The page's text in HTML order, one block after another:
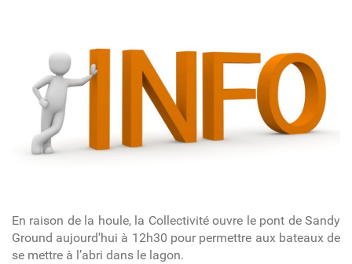
En raison de la houle, la Collectivité ouvre le pont de Sandy
Ground aujourd'hui à 12h30 pour permettre aux bateaux de
se mettre à l’abri dans le lagon.